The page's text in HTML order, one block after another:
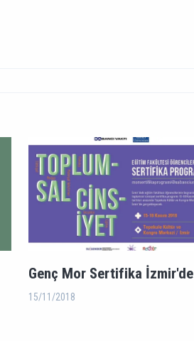
Genç Mor Sertifika İzmir'de
15/11/2018